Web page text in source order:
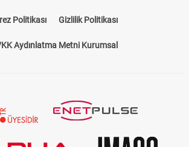
Politikası Gizlilik Politikası
Aydınlatma Metni Kurumsal